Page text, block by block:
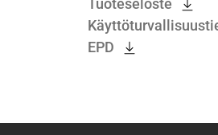
Tuoteseloste
EPD